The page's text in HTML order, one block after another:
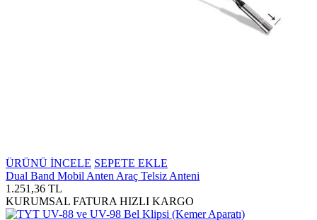
ÜRÜNÜ İNCELE SEPETE EKLE
Dual Band Mobil Anten Araç Telsiz Anteni
1.251,36 TL
KURUMSAL FATURA HIZLI KARGO